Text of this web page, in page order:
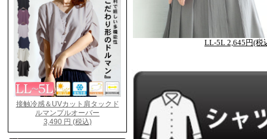
LL-5L 2,645円(税